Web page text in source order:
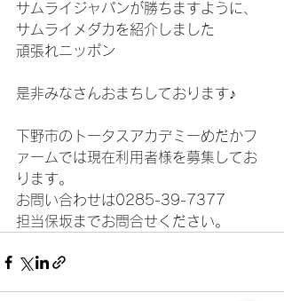
サムライジャパンが勝ちますように、
サムライメダカを紹介しました
頑張れニッポン
是非みなさんおまちしております♪
下野市のトータスアカデミーめだかフ
ァームでは現在利用者様を募集してお
ります。
お問い合わせは0285-39-7377
担当保坂までお問合せください。